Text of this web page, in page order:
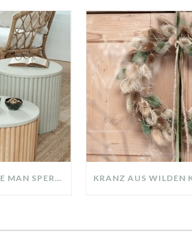
DIY UPCYLING IDEE: WIE MAN SPERRMÜLL IN EIN DESIGNER TEIL VERWANDELT